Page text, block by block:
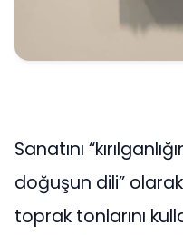
Sanatını
doğuşun dili”
toprak tonlarını